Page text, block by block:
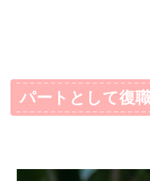
パートとして復